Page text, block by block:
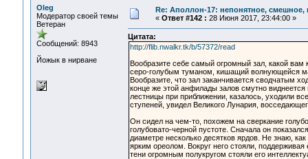
Oleg
Модератор своей темы
Ветеран
Сообщений: 8943
Йожык в нирване
Re: Аполлон-17: непонятное, смешное,
« Ответ #142 : 28 Июня 2017, 23:44:00 »
Цитата:
http://flib.nwalkr.tk/b/57372/read
Вообразите себе самый огромный зал, какой
серо-голубым туманом, кишащий волнующейся
Вообразите, что зал заканчивается сводчатым
конце же этой анфилады залов смутно
лестницы при приближении, казалось, уходили
ступеней, увидел Великого Лунария,
Он сидел на чем-то, похожем на сверкание
голубовато-черной пустоте. Сначала он
диаметре несколько десятков ярдов. Не знаю,
ярким ореолом. Вокруг него стояли,
тени огромным полукругом стояли его